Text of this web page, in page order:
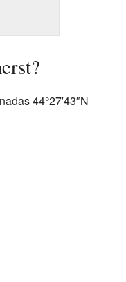
44°27′43″N